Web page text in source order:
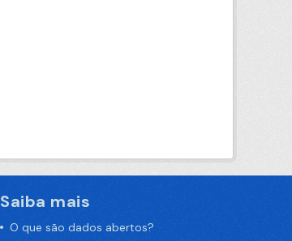
Saiba mais
O que são dados abertos?